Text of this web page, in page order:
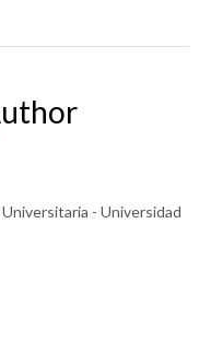
- Universidad